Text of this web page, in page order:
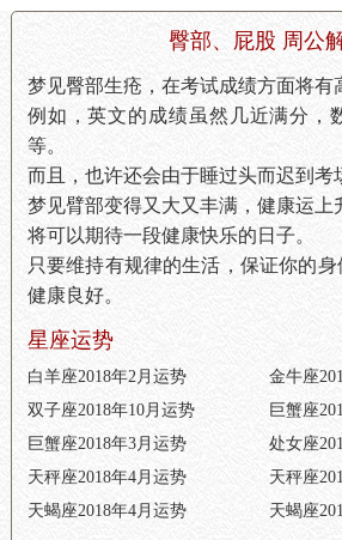
臀部、屁股 周公
梦见臀部生疮，在考试成绩方面将有
例如，英文的成绩虽然几近满分，
等。
而且，也许还会由于睡过头而迟到考
梦见臂部变得又大又丰满，健康运上
将可以期待一段健康快乐的日子。
只要维持有规律的生活，保证你的
健康良好。
星座运势
白羊座2018年2月运势
金牛座
双子座2018年10月运势
巨蟹座
巨蟹座2018年3月运势
处女座
天秤座2018年4月运势
天秤座
天蝎座2018年4月运势
天蝎座